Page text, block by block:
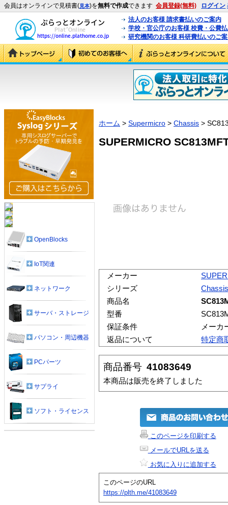
会員はオンラインで見積書(見本)を無料で作成できます 会員登録(無料) ログイン
法人のお客様 請求書払いのご案内
学校・官公庁のお客様 校費・公費
研究機関のお客様 科研費払いのご
ホーム > Supermicro > Chassis >
SUPERMICRO
メーカー
シリーズ
Chassis
商品名
型番
保証条件
メーカ
返品について
特定商
商品番号 41083649
本商品は販売を終了しました
このページを印刷する
メールでURLを送る
お気に入りに追加する
このページのURL
https://plth.me/41083649
OpenBlocks
IoT関連
ネットワーク
サーバ・ストレージ
パソコン・周辺機器
PCパーツ
サプライ
ソフト・ライセンス